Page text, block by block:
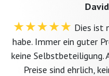
★★★★★ Dies ist
habe. Immer ein guter
keine Selbstbeteiligung.
Preise sind ehrlich,